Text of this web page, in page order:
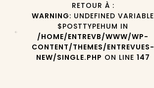
RETOUR À :
WARNING: UNDEFINED VARIABLE
$POSTTYPEHUM IN
/HOME/ENTREVB/WWW/WP-
CONTENT/THEMES/ENTREVUES-
NEW/SINGLE.PHP ON LINE 147